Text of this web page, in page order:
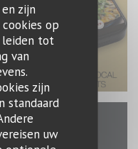
zijn
op
leiden tot
van
zijn
standaard
uw
Contact